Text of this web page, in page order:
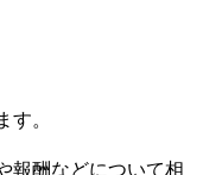
す。
報酬などについて相